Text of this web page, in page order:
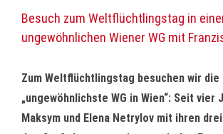
Besuch zum Weltflüchtlingstag in
ungewöhnlichen Wiener WG mit
Zum Weltflüchtlingstag besuchen wir die
„ungewöhnlichste WG in Wien“: Seit vier
Maksym und Elena Netrylov mit ihren